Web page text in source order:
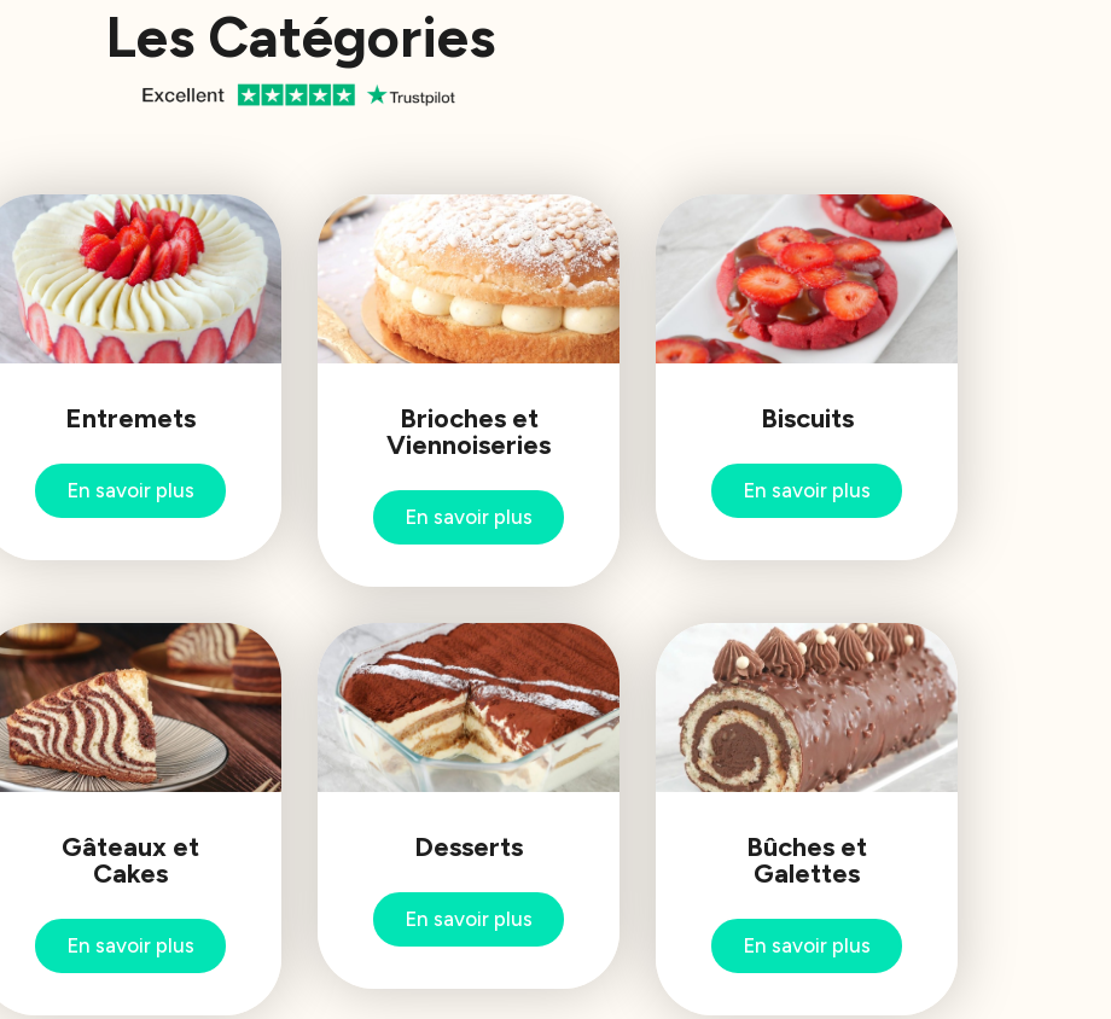
Les Catégories
Entremets
En savoir plus
Brioches et
Viennoiseries
En savoir plus
Biscuits
En savoir plus
Gâteaux et
Cakes
En savoir plus
Desserts
En savoir plus
Bûches et
Galettes
En savoir plus